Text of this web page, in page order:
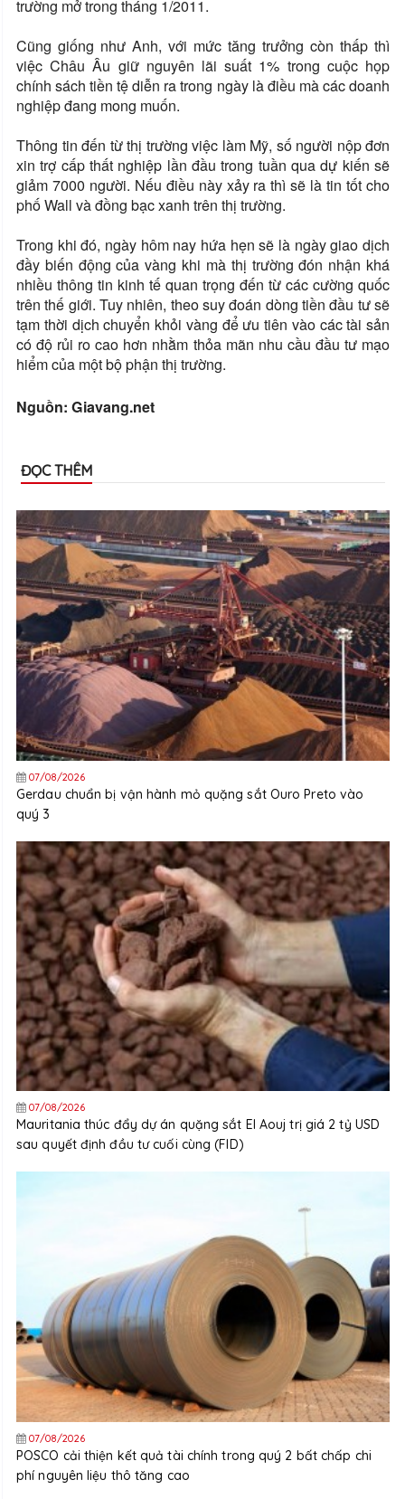
trường mở trong tháng 1/2011.
Cũng giống như Anh, với mức tăng trưởng còn thấp thì
việc Châu Âu giữ nguyên lãi suất 1% trong cuộc họp
chính sách tiền tệ diễn ra trong ngày là điều mà các doanh
nghiệp đang mong muốn.
Thông tin đến từ thị trường việc làm Mỹ, số người nộp đơn
xin trợ cấp thất nghiệp lần đầu trong tuần qua dự kiến sẽ
giảm 7000 người. Nếu điều này xảy ra thì sẽ là tin tốt cho
phố Wall và đồng bạc xanh trên thị trường.
Trong khi đó, ngày hôm nay hứa hẹn sẽ là ngày giao dịch
đầy biến động của vàng khi mà thị trường đón nhận khá
nhiều thông tin kinh tế quan trọng đến từ các cường quốc
trên thế giới. Tuy nhiên, theo suy đoán dòng tiền đầu tư sẽ
tạm thời dịch chuyển khỏi vàng để ưu tiên vào các tài sản
có độ rủi ro cao hơn nhằm thỏa mãn nhu cầu đầu tư mạo
hiểm của một bộ phận thị trường.
Nguồn: Giavang.net
ĐỌC THÊM
07/08/2026
Gerdau chuẩn bị vận hành mỏ quặng sắt Ouro Preto vào
quý 3
07/08/2026
Mauritania thúc đẩy dự án quặng sắt El Aouj trị giá 2 tỷ USD
sau quyết định đầu tư cuối cùng (FID)
07/08/2026
POSCO cải thiện kết quả tài chính trong quý 2 bất chấp chi
phí nguyên liệu thô tăng cao